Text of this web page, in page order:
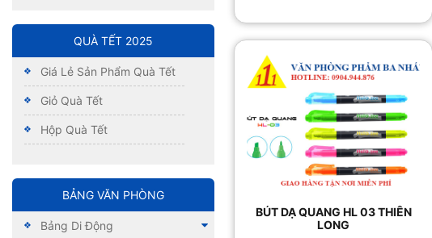
QUÀ TẾT 2025
Giá Lẻ Sản Phẩm Quà Tết
Giỏ Quà Tết
Hộp Quà Tết
BẢNG VĂN PHÒNG
Bảng Di Động
BÚT DẠ QUANG HL 03 THIÊN
LONG